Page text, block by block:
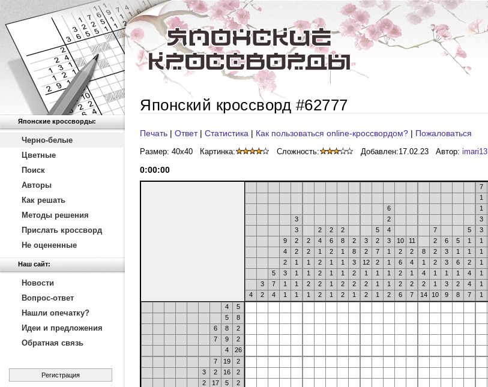
Японские кроссворды:
Черно-белые
Цветные
Поиск
Авторы
Как решать
Методы решения
Прислать кроссворд
Не оцененные
Наш сайт:
Новости
Вопрос-ответ
Нашли опечатку?
Идеи и предложения
Обратная связь
Регистрация
Японский кроссворд #62777
Печать | Ответ| Статистика | Как пользоваться online-кроссвордом? | Пожаловаться
Размер: 40x40 Картинка: Сложность: Добавлен:17.02.23 Автор: imari13
0:00:00
7
1
6
1
3
2
3
3
2 2 2 5 4 7 5 3
9
2 2 4 6 8 2 3 2 3 10 11 2 6 5 1 1
4
2 2 1 2 1 8 2 7 1 2 2 8 2 3 1 1 1
2
1 1 2 1 1 3 12 2 1 6 4 1 2 3 6 2 1
5
3 1 1 2 1 1 2 1 1 1 2 1 4 1 1 1 4 1
3
7 1 1 2 2 1 2 2 2 1 1 2 2 2 1 3 2 4 1
4
2 4 1 1 1 2 1 2 1 2 1 2 6 7 14 10 9 8 7 1
4
5
5
8
6
8
2
7
9
2
4
26
7
19
2
3
2 16
2
2
17 5
2